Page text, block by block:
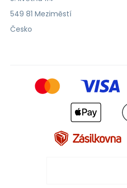
549 81 Meziměstí
Česko